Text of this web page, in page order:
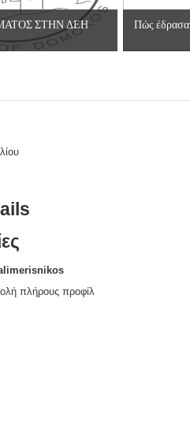
Βάιος Γκανής Δομοκός : Δύο
Επικύρωση των
Νεομοναστηριώτικα ...Λαϊκή
Βίντεο του Εφηβικού τμήματος
ΣΤΗΝ ΔΕΗ Πώς
πλήρους προφίλ